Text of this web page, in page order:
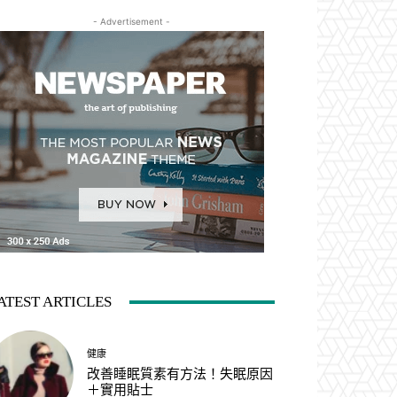
- Advertisement -
ARTICLES
健康
改善睡眠質素有方法！失眠原因
＋實用貼士